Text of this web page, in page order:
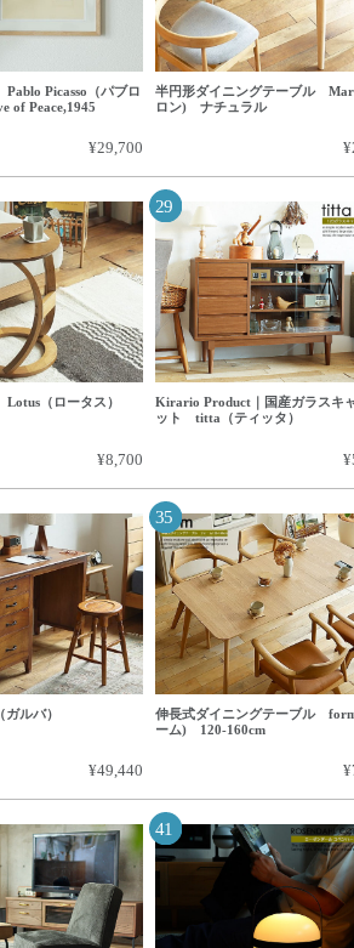
Picasso（パブロ
of Peace,1945
¥29,700
半円形ダイニングテーブル
ロン) ナチュラル
（ロータス）
¥8,700
Kirario Product｜国産ガラスキ
ット titta（ティッタ）
ルバ）
¥49,440
伸長式ダイニングテーブル
ーム) 120-160cm